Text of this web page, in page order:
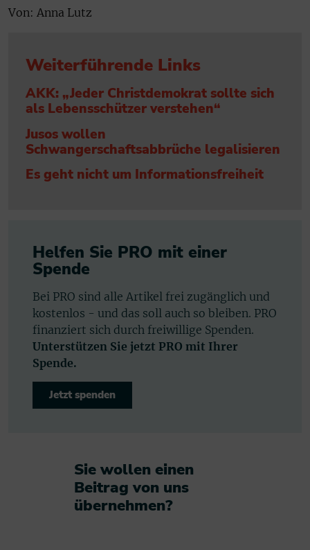
Von: Anna Lutz
Weiterführende Links
AKK: „Jeder Christdemokrat sollte sich
als Lebensschützer verstehen“
Jusos wollen
Schwangerschaftsabbrüche legalisieren
Es geht nicht um Informationsfreiheit
Helfen Sie PRO mit einer
Spende
Bei PRO sind alle Artikel frei zugänglich und
kostenlos - und das soll auch so bleiben. PRO
finanziert sich durch freiwillige Spenden.
Unterstützen Sie jetzt PRO mit Ihrer
Spende.
Jetzt spenden
Sie wollen einen
Beitrag von uns
übernehmen?​